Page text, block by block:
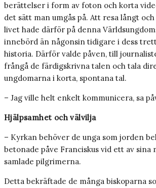
berättelser i form av foton och korta
det sätt man umgås på. Att resa långt
livet hade därför på denna
innebörd än någonsin tidigare i dess
historia. Därför valde påven, till
frångå de färdigskrivna talen och tala
ungdomarna i korta, spontana tal.
– Jag ville helt enkelt kommunicera, sa
Hjälpsamhet och välvilja
– Kyrkan behöver de unga som jorden
betonade påve Franciskus vid ett av sina
samlade pilgrimerna.
Detta bekräftade de många biskoparna